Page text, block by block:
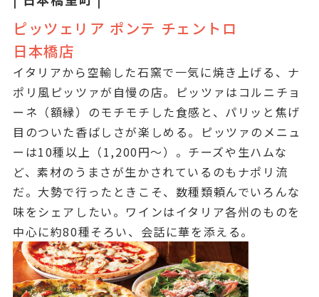
ピッツェリア ポンテ チェントロ
日本橋店
イタリアから空輸した石窯で一気に焼き上げる、ナ
ポリ風ピッツァが自慢の店。ピッツァはコルニチョ
ーネ（額縁）のモチモチした食感と、パリッと焦げ
目のついた香ばしさが楽しめる。ピッツァのメニュ
ーは10種以上（1,200円～）。チーズや生ハムな
ど、素材のうまさが生かされているのもナポリ流
だ。大勢で行ったときこそ、数種類頼んでいろんな
味をシェアしたい。ワインはイタリア各州のものを
中心に約80種そろい、会話に華を添える。